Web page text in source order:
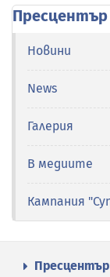
Пресцентър
Новини
News
Галерия
В медиите
Кампания
Пресцентър